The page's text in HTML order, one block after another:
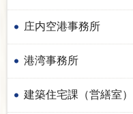
庄内空港事務所
港湾事務所
建築住宅課（営繕室）